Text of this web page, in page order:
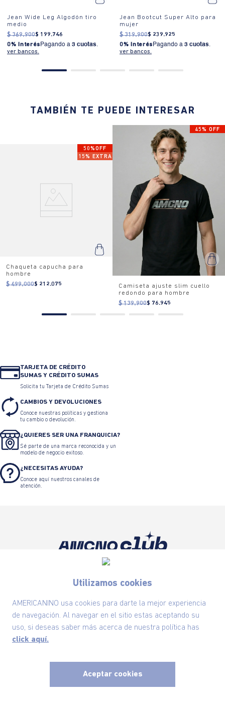
Utilizamos cookies
AMERICANINO usa cookies para darte la mejor experiencia
de navegación. Al navegar en el sitio estas aceptando su
uso, si deseas saber más acerca de nuestra política has
click aquí.
Aceptar cookies
Jean Wide Leg Algodón tiro
medio
$ 369.900$ 199.746
0% Interés Pagando a 3 cuotas.
ver bancos.
Jean Bootcut Super Alto para
mujer
$ 319.900$ 239.925
0% Interés Pagando a 3 cuotas.
ver bancos.
TAMBIÉN TE PUEDE INTERESAR
50%OFF
15% EXTRA
Chaqueta capucha para
hombre
$ 499.000$ 212.075
45% OFF
Camiseta ajuste slim cuello
redondo para hombre
$ 139.900$ 76.945
TARJETA DE CRÉDITO
SUMAS Y CRÉDITO SUMAS
Solicita tu Tarjeta de Crédito Sumas
CAMBIOS Y DEVOLUCIONES
Conoce nuestras políticas y gestiona
tu cambio o devolución.
¿QUIERES SER UNA FRANQUICIA?
Sé parte de una marca reconocida y un
modelo de negocio exitoso.
¿NECESITAS AYUDA?
Conoce aquí nuestros canales de
atención.
Suscríbete ahora nuestro Newsletter y recibe
Nuestra Marca